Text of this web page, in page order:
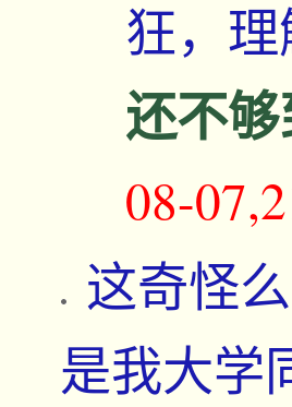
狂，
还不
08-
这奇怪
是我大学